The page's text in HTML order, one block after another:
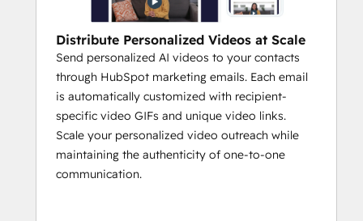
Distribute Personalized Videos at Scale
Send personalized AI videos to your contacts
through HubSpot marketing emails. Each email
is automatically customized with recipient-
specific video GIFs and unique video links.
Scale your personalized video outreach while
maintaining the authenticity of one-to-one
communication.